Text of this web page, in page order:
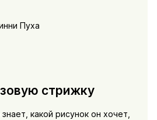
Пуха
стрижку
какой рисунок он хочет,